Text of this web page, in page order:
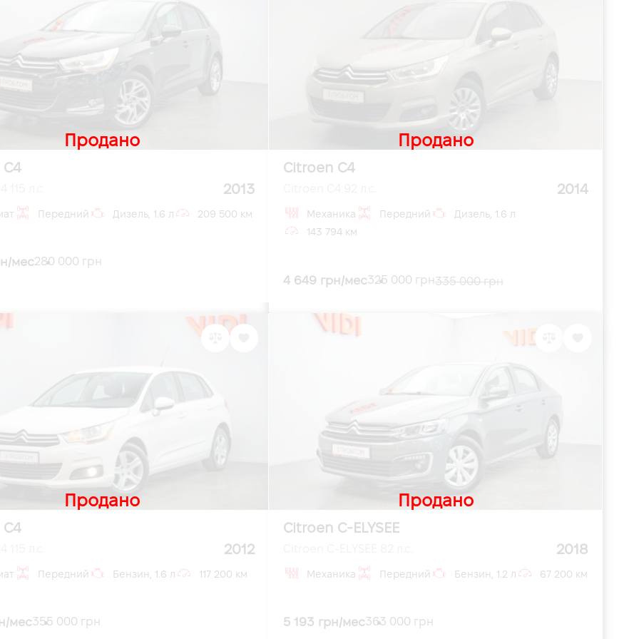
2013
Продано
Передний Дизель, 1.6 л 209 500 км
мес280 000 грн
Citroen C4
2014
Продано
Механика Передний
Дизель, 1.6 л
143 794 км
4 649 грн/мес325 000 грн335 000 грн
2012
Продано
Передний Бензин, 1.6 л 117 200 км
мес355 000 грн
Citroen C-ELYSEE
2018
Продано
Механика Передний Бензин, 1.2 л 67 200 км
5 193 грн/мес363 000 грн